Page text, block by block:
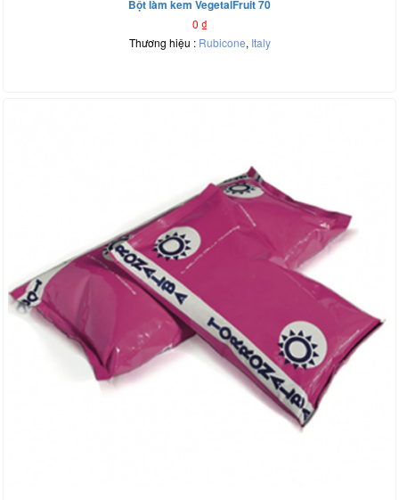
Bột làm kem VegetalFruit 70
0 ₫
Thương hiệu : Rubicone, Italy